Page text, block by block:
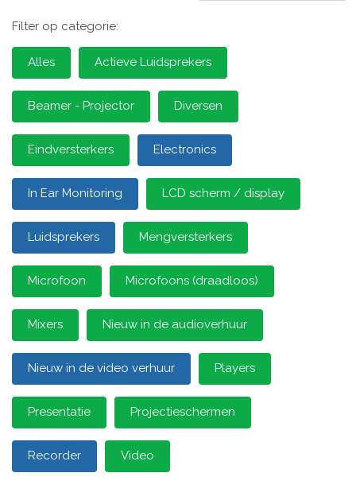
Filter op categorie:
Alles Actieve Luidsprekers
Beamer - Projector Diversen
Eindversterkers Electronics
In Ear Monitoring LCD scherm / display
Luidsprekers Mengversterkers
Microfoon Microfoons (draadloos)
Mixers Nieuw in de audioverhuur
Nieuw in de video verhuur Players
Presentatie Projectieschermen
Recorder Video